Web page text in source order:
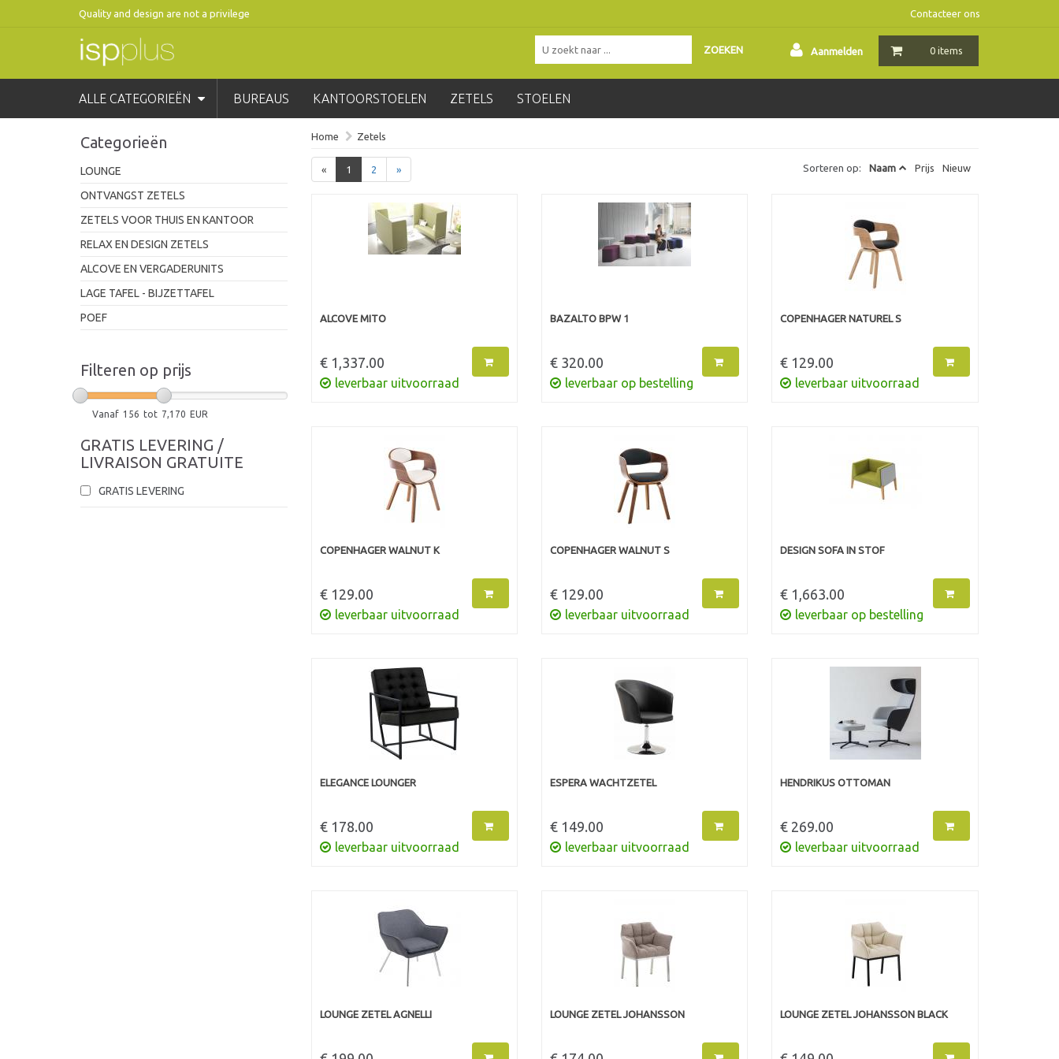
Quality and design are not a privilege Contacteer ons
0 items
Aanmelden
ZOEKEN
ALLE CATEGORIEËN BUREAUS KANTOORSTOELEN ZETELS STOELEN
Categorieën
LOUNGE
ONTVANGST ZETELS
ZETELS VOOR THUIS EN KANTOOR
RELAX EN DESIGN ZETELS
ALCOVE EN VERGADERUNITS
LAGE TAFEL - BIJZETTAFEL
POEF
Filteren op prijs
Vanaf 156 tot 7,170 EUR
GRATIS LEVERING /
LIVRAISON GRATUITE
GRATIS LEVERING
Home Zetels
« 1 2 » Sorteren op: Naam Prijs Nieuw
ALCOVE MITO
€ 1,337.00
leverbaar uitvoorraad
BAZALTO BPW 1
€ 320.00
leverbaar op bestelling
COPENHAGER NATUREL S
€ 129.00
leverbaar uitvoorraad
COPENHAGER WALNUT K
€ 129.00
leverbaar uitvoorraad
COPENHAGER WALNUT S
€ 129.00
leverbaar uitvoorraad
DESIGN SOFA IN STOF
€ 1,663.00
leverbaar op bestelling
ELEGANCE LOUNGER
€ 178.00
leverbaar uitvoorraad
ESPERA WACHTZETEL
€ 149.00
leverbaar uitvoorraad
HENDRIKUS OTTOMAN
€ 269.00
leverbaar uitvoorraad
LOUNGE ZETEL AGNELLI LOUNGE ZETEL JOHANSSON LOUNGE ZETEL JOHANSSON BLACK